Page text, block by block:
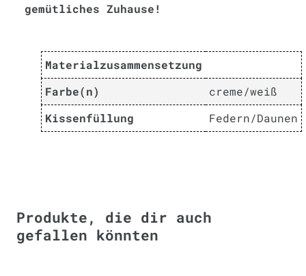
gemütliches Zuhause!
Materialzusammensetzung
Farbe(n)
creme/weiß
Kissenfüllung
Federn/Daunen
Produkte, die dir auch
gefallen könnten